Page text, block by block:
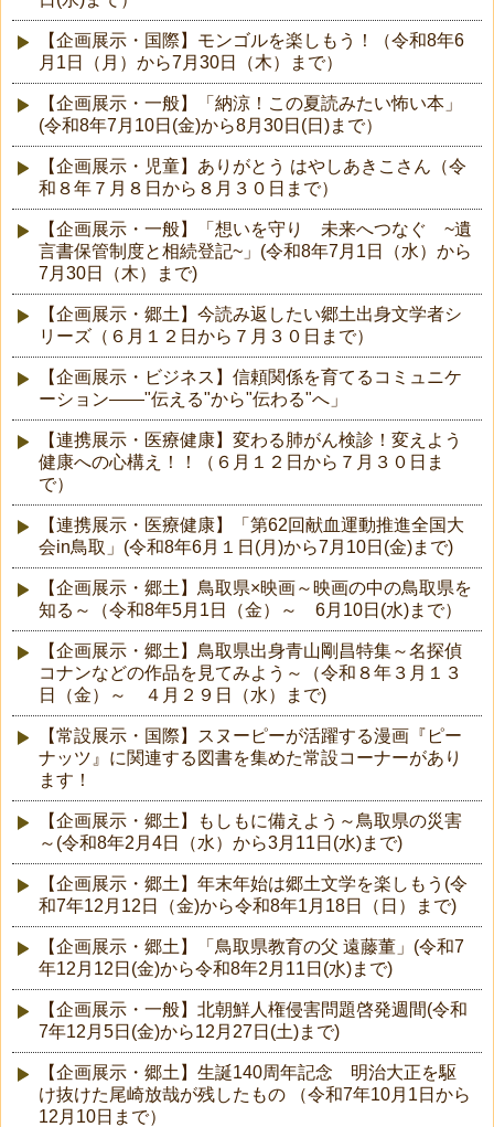
【企画展示・国際】モンゴルを楽しもう！（令和8年6
月1日（月）から7月30日（木）まで）
【企画展示・一般】「納涼！この夏読みたい怖い本」
(令和8年7月10日(金)から8月30日(日)まで）
【企画展示・児童】ありがとう はやしあきこさん（令
和８年７月８日から８月３０日まで）
【企画展示・一般】「想いを守り 未来へつなぐ ~遺
言書保管制度と相続登記~」(令和8年7月1日（水）から
7月30日（木）まで)
【企画展示・郷土】今読み返したい郷土出身文学者シ
リーズ（６月１２日から７月３０日まで）
【企画展示・ビジネス】信頼関係を育てるコミュニケ
ーション――"伝える"から"伝わる"へ」
【連携展示・医療健康】変わる肺がん検診！変えよう
健康への心構え！！（６月１２日から７月３０日ま
で）
【連携展示・医療健康】「第62回献血運動推進全国大
会in鳥取」(令和8年6月１日(月)から7月10日(金)まで)
【企画展示・郷土】鳥取県×映画～映画の中の鳥取県を
知る～（令和8年5月1日（金）～ 6月10日(水)まで）
【企画展示・郷土】鳥取県出身青山剛昌特集～名探偵
コナンなどの作品を見てみよう～（令和８年３月１３
日（金）～ ４月２９日（水）まで)
【常設展示・国際】スヌーピーが活躍する漫画『ピー
ナッツ』に関連する図書を集めた常設コーナーがあり
ます！
【企画展示・郷土】もしもに備えよう～鳥取県の災害
～(令和8年2月4日（水）から3月11日(水)まで)
【企画展示・郷土】年末年始は郷土文学を楽しもう(令
和7年12月12日（金)から令和8年1月18日（日）まで)
【企画展示・郷土】「鳥取県教育の父 遠藤董」(令和7
年12月12日(金)から令和8年2月11日(水)まで)
【企画展示・一般】北朝鮮人権侵害問題啓発週間(令和
7年12月5日(金)から12月27日(土)まで)
【企画展示・郷土】生誕140周年記念 明治大正を駆
け抜けた尾崎放哉が残したもの （令和7年10月1日から
12月10日まで）